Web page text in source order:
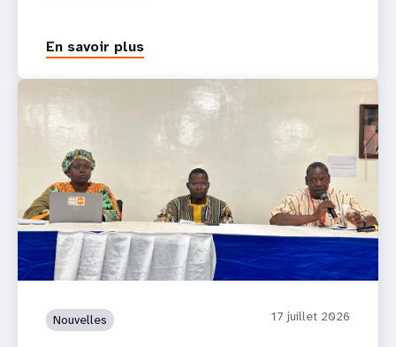
En savoir plus
Nouvelles 17 juillet 2026